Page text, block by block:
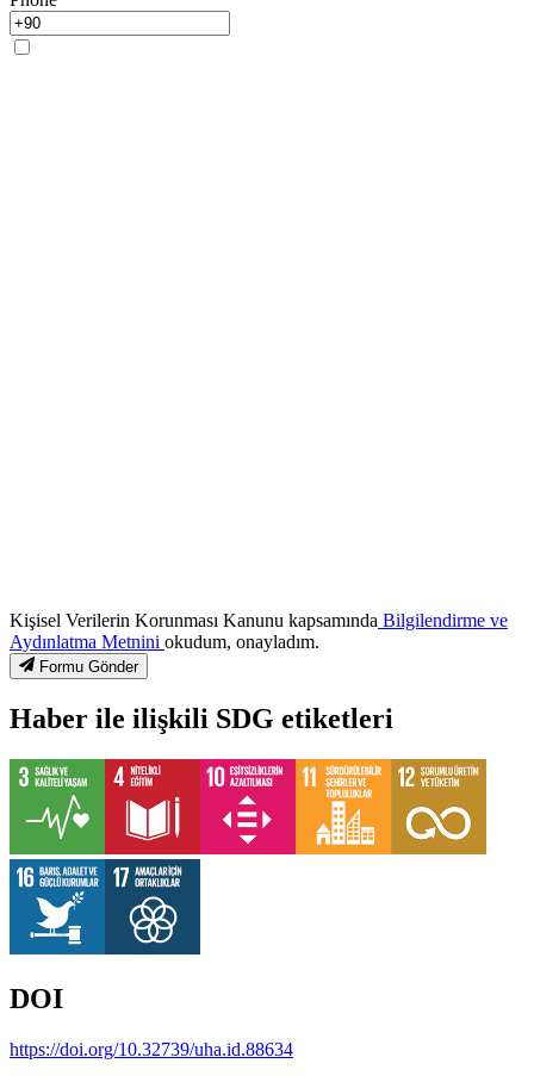
Kişisel Verilerin Korunması Kanunu kapsamında Bilgilendirme ve
Aydınlatma Metnini okudum, onayladım.
Formu Gönder
Haber ile ilişkili SDG etiketleri
DOI
https://doi.org/10.32739/uha.id.88634